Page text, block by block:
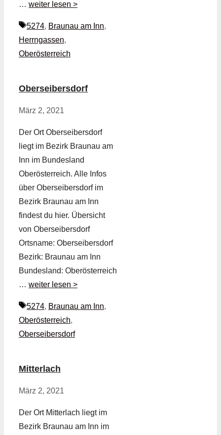
… weiter lesen >
Schlagwörter
5274, Braunau am Inn,
Herrngassen,
Oberösterreich
Oberseibersdorf
März 2, 2021
Der Ort Oberseibersdorf
liegt im Bezirk Braunau am
Inn im Bundesland
Oberösterreich. Alle Infos
über Oberseibersdorf im
Bezirk Braunau am Inn
findest du hier. Übersicht
von Oberseibersdorf
Ortsname: Oberseibersdorf
Bezirk: Braunau am Inn
Bundesland: Oberösterreich
… weiter lesen >
Schlagwörter
5274, Braunau am Inn,
Oberösterreich,
Oberseibersdorf
Mitterlach
März 2, 2021
Der Ort Mitterlach liegt im
Bezirk Braunau am Inn im